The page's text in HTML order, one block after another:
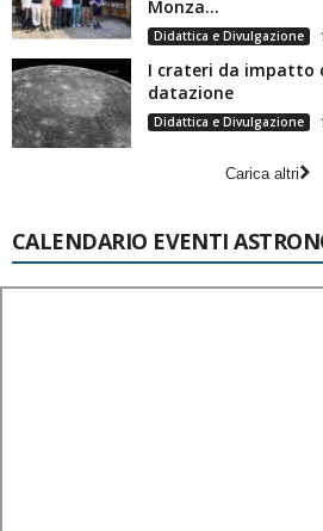
Monza...
Didattica e Divulgazione
I crateri da impatto
datazione
Didattica e Divulgazione
Carica altri
CALENDARIO EVENTI